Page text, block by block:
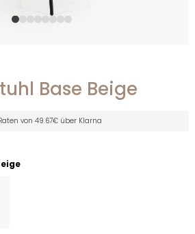
Base Beige
von 49.67€ über Klarna